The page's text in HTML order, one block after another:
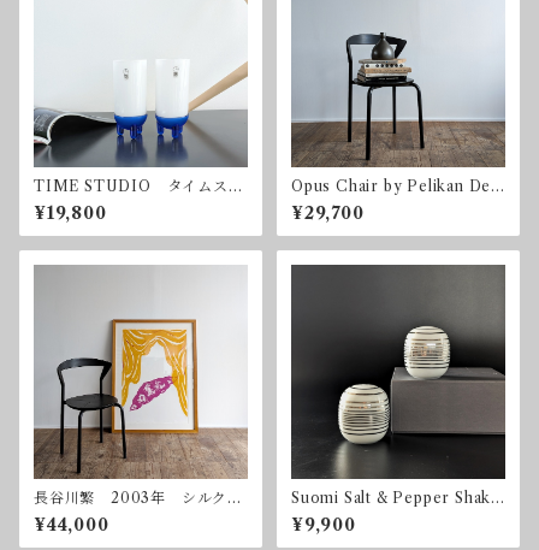
TIME STUDIO タイムスタ
ジオ グラス2客セット ポス
トモダンデザイン
¥19,800
Opus Chair by Pelikan Desi
gn for Bent Krogh ベン
ト・クロー ペリカンデザイ
ン
¥29,700
長谷川繁 2003年 シルクス
クリーン 額付属
¥44,000
Suomi Salt & Pepper Shake
rs by Timo Sarpaneva for
Rosenthal Studio Linie 25
¥9,900